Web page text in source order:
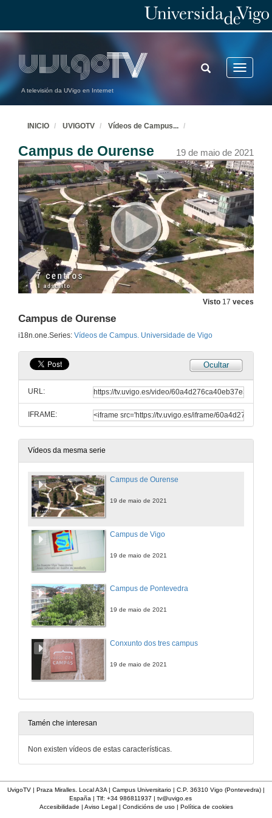
A televisión da UVigo en Internet
Toggle
TOGGLE
SEARCH
INICIO UVIGOTV Vídeos de Campus...
Campus de Ourense 19 de maio de 2021
Visto 17 veces
Campus de Ourense
i18n.one.Series: Vídeos de Campus. Universidade de Vigo
Ocultar
URL:
IFRAME:
Vídeos da mesma serie
Campus de Ourense
19 de maio de 2021
Campus de Vigo
19 de maio de 2021
Campus de Pontevedra
19 de maio de 2021
Conxunto dos tres campus
19 de maio de 2021
Tamén che interesan
Non existen vídeos de estas características.
UvigoTV | Praza Miralles. Local A3A | Campus Universitario | C.P. 36310 Vigo (Pontevedra) |
España | Tlf: +34 986811937 | tv@uvigo.es
Accesibilidade | Aviso Legal| Condicións de uso| Política de cookies